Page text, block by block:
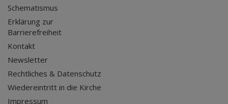
Schematismus
Erklärung zur
Barrierefreiheit
Kontakt
Newsletter
Rechtliches & Datenschutz
Wiedereintritt in die Kirche
Impressum